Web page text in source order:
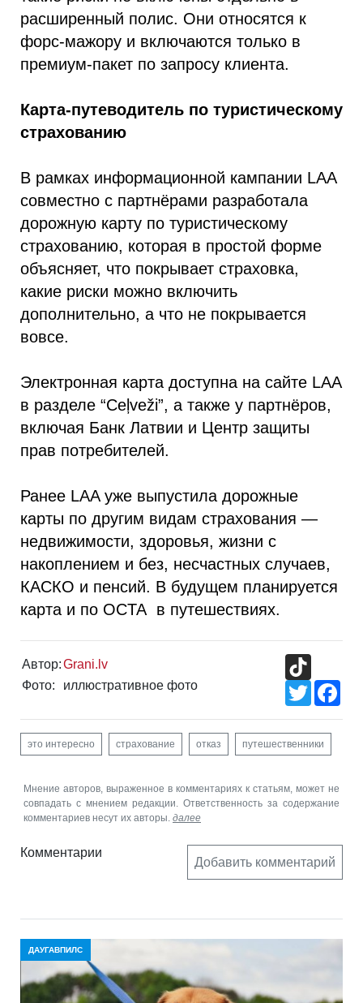
расширенный полис. Они относятся к
форс-мажору и включаются только в
премиум-пакет по запросу клиента.
Карта-путеводитель по туристическому
страхованию
В рамках информационной кампании LAA
совместно с партнёрами разработала
дорожную карту по туристическому
страхованию, которая в простой форме
объясняет, что покрывает страховка,
какие риски можно включить
дополнительно, а что не покрывается
вовсе.
Электронная карта доступна на сайте LAA
в разделе “Ceļveži”, а также у партнёров,
включая Банк Латвии и Центр защиты
прав потребителей.
Ранее LAA уже выпустила дорожные
карты по другим видам страхования —
недвижимости, здоровья, жизни с
накоплением и без, несчастных случаев,
КАСКО и пенсий. В будущем планируется
карта и по OCTA в путешествиях.
Автор:Grani.lv
Фото:
иллюстративное фото
Twitter
это интересно страхование отказ путешественники
Мнение авторов, выраженное в комментариях к статьям, может не
совпадать с мнением редакции. Ответственность за содержание
комментариев несут их авторы. далее
Комментарии
Добавить комментарий
ДАУГАВПИЛС